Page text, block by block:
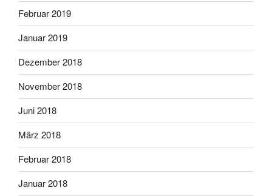
Februar 2019
Januar 2019
Dezember 2018
November 2018
Juni 2018
März 2018
Februar 2018
Januar 2018